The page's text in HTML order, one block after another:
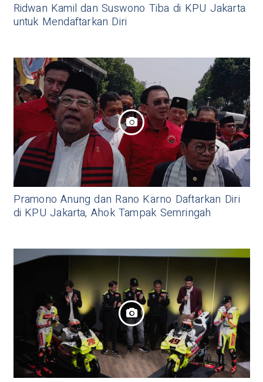
Ridwan Kamil dan Suswono Tiba di KPU Jakarta
untuk Mendaftarkan Diri
Pramono Anung dan Rano Karno Daftarkan Diri
di KPU Jakarta, Ahok Tampak Semringah